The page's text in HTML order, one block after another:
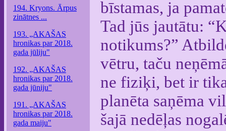
194. Kryons. Ārpus
zinātnes ...
193. „AKAŠAS
hronikas par 2018.
gada jūliju"
192. „AKAŠAS
hronikas par 2018.
gada jūniju"
191. „AKAŠAS
hronikas par 2018.
gada maiju"
bīstamas, ja
Tad jūs jautātu:
notikums?”
vētru, taču
ne fiziķi, bet ir
planēta saņēma
šajā nedēļas